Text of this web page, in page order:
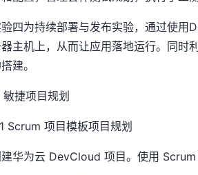
四为持续部署与发布实验，通过使用
主机上，从而让应用落地运行。同时
建。
敏捷项目规划
Scrum 项目模板项目规划
华为云 DevCloud 项目。使用